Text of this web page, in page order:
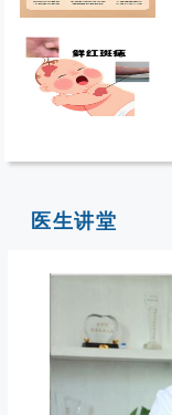
医生讲堂